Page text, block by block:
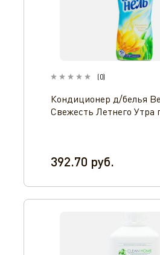
(0)
Кондиционер д/белья
Свежесть Летнего Утра
392.70 руб.